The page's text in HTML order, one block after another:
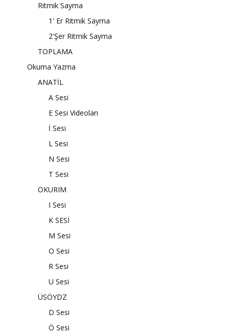
Ritmik Sayma
1' Er Ritmik Sayma
2'Şer Ritmik Sayma
TOPLAMA
Okuma Yazma
ANATİL
A Sesi
E Sesi Videoları
İ Sesi
L Sesi
N Sesi
T Sesi
OKURIM
I Sesi
K SESİ
M Sesi
O Sesi
R Sesi
U Sesi
ÜSÖYDZ
D Sesi
Ö Sesi